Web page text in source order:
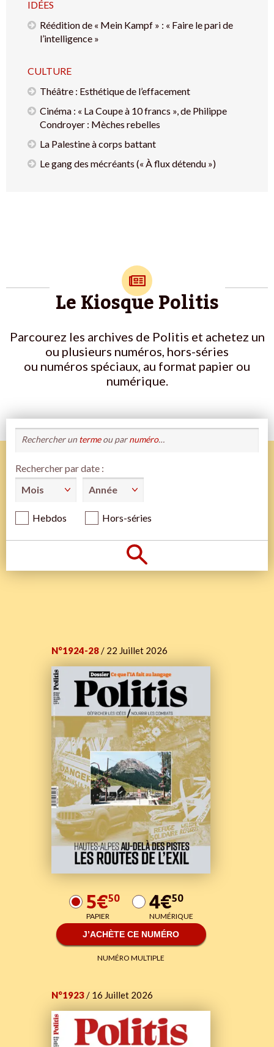
IDÉES
Réédition de « Mein Kampf » : « Faire le pari de
l’intelligence »
CULTURE
Théâtre : Esthétique de l’effacement
Cinéma : « La Coupe à 10 francs », de Philippe
Condroyer : Mèches rebelles
La Palestine à corps battant
Le gang des mécréants (« À flux détendu »)
Le Kiosque Politis
Parcourez les archives de Politis et achetez un
ou plusieurs numéros, hors-séries
ou numéros spéciaux, au format papier ou
numérique.
Rechercher un termeou parnuméro…
Rechercher par date :
Hebdos Hors-séries
N°1924-28 / 22 Juillet 2026
5€50
PAPIER 4€50
NUMÉRIQUE
J’ACHÈTE CE NUMÉRO
NUMÉRO MULTIPLE
N°1923/ 16 Juillet 2026